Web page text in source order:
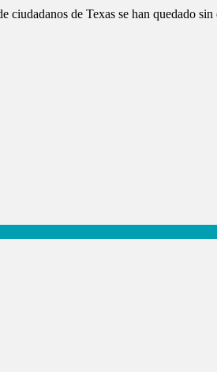
de Texas se han quedado